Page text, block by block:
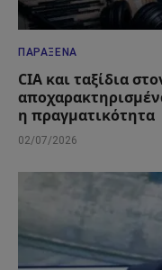
ΠΑΡΆΞΕΝΑ
CIA και ταξίδια
η πραγματικότητα
02/07/2026